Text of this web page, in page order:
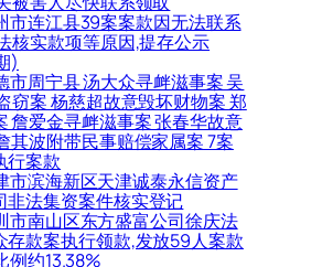
市连江县39案案款因无法联系
核实款项等原因,提存公示
)
市周宁县 汤大众寻衅滋事案 吴
窃案 杨慈超故意毁坏财物案 郑
詹爱金寻衅滋事案 张春华故意
其波附带民事赔偿家属案 7案
行案款
市滨海新区天津诚泰永信资产
非法集资案件核实登记
市南山区东方盛富公司徐庆法
存款案执行领款,发放59人案款
例约13.38%